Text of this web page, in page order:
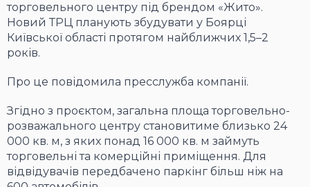
торговельного центру під брендом «Жито».
Новий ТРЦ планують збудувати у Боярці
Київської області протягом найближчих 1,5–2
років.
Про це повідомила пресслужба компанії.
Згідно з проєктом, загальна площа торговельно-
розважального центру становитиме близько 24
000 кв. м, з яких понад 16 000 кв. м займуть
торговельні та комерційні приміщення. Для
відвідувачів передбачено паркінг більш ніж на